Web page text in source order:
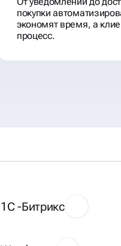
покупки
экономят время, а
процесс.
1С -Битрикс